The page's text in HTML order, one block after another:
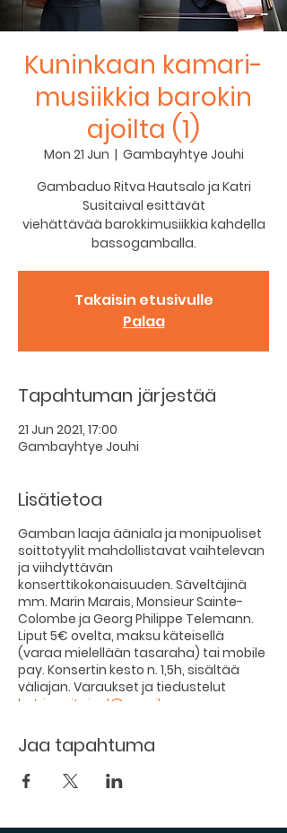
Kuninkaan kamari-
musiikkia barokin
ajoilta (1)
Mon 21 Jun
  |
Gambayhtye Jouhi
Gambaduo Ritva Hautsalo ja Katri
Susitaival esittävät
viehättävää barokkimusiikkia kahdella
bassogamballa.
Takaisin etusivulle
Palaa
Tapahtuman järjestää
21 Jun 2021, 17:00
Gambayhtye Jouhi
Lisätietoa
Gamban laaja ääniala ja monipuoliset
soittotyylit mahdollistavat vaihtelevan
ja viihdyttävän
konserttikokonaisuuden. Säveltäjinä
mm. Marin Marais, Monsieur Sainte-
Colombe ja Georg Philippe Telemann.
Liput 5€ ovelta, maksu käteisellä
(varaa mielellään tasaraha) tai mobile
pay. Konsertin kesto n. 1,5h, sisältää
väliajan. Varaukset ja tiedustelut
katri.susitaival@gmail.com
Jaa tapahtuma